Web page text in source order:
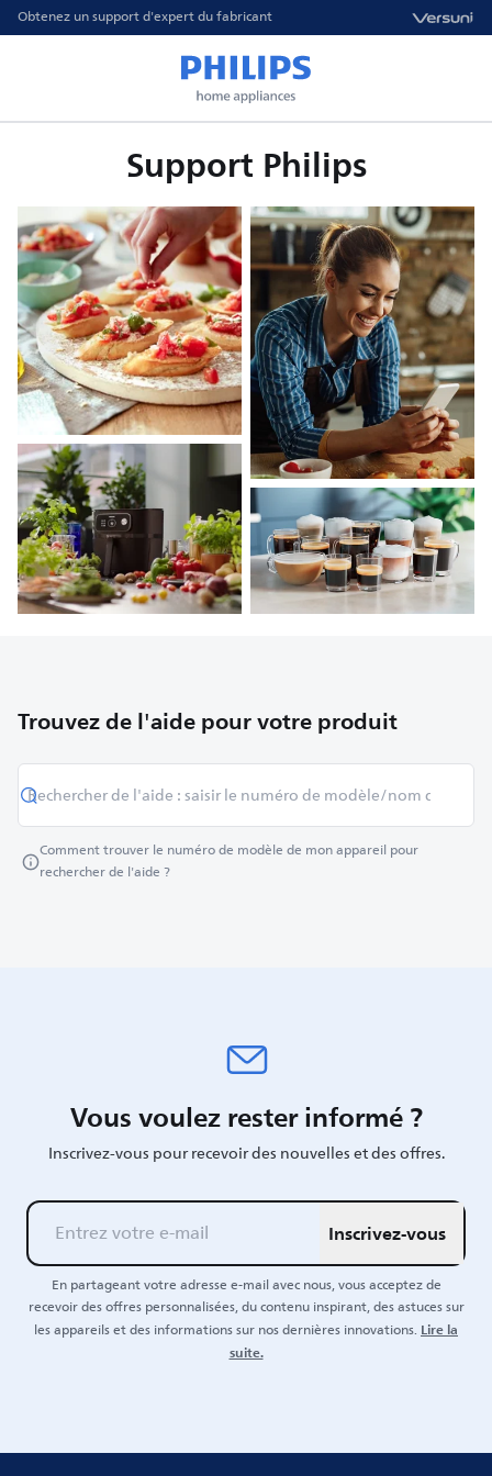
Obtenez un support d'expert du fabricant
Support Philips
Trouvez de l'aide pour votre produit
Comment trouver le numéro de modèle de mon appareil pour
rechercher de l'aide ?
Vous voulez rester informé ?
Inscrivez-vous pour recevoir des nouvelles et des offres.
Inscrivez-vous
En partageant votre adresse e-mail avec nous, vous acceptez de
recevoir des offres personnalisées, du contenu inspirant, des astuces sur
les appareils et des informations sur nos dernières innovations.Lire la
suite.